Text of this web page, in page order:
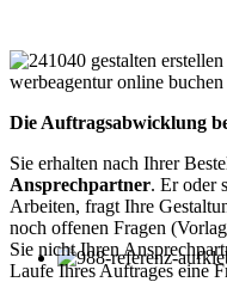
Die Auftragsabwicklung
Sie erhalten nach Ihrer
Ansprechpartner. Er oder
Arbeiten, fragt Ihre
noch offenen Fragen
Sie nicht Ihren
Laufe Ihres Auftrages eine